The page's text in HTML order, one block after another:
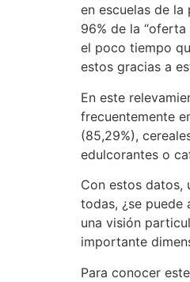
en escuelas de
96% de la
el poco tiempo
estos gracias a
En este
frecuentemente
(85,29%),
edulcorantes o
Con estos datos,
todas, ¿se puede
una visión
importante
Para conocer